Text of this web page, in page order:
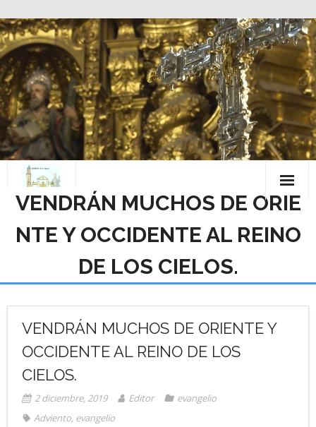
Saltar
al
contenido
VENDRÁN MUCHOS DE ORIE
NTE Y OCCIDENTE AL REINO
DE LOS CIELOS.
VENDRÁN MUCHOS DE ORIENTE Y
OCCIDENTE AL REINO DE LOS
CIELOS.
2 diciembre, 2019 Editor
evangelio
Adviento, evangelio